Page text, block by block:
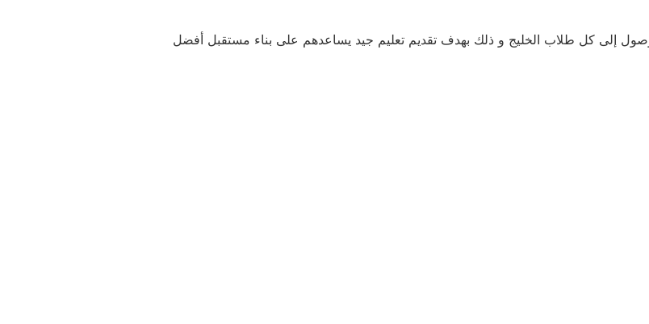
إلى كل طلاب الخليج و ذلك بهدف تقديم تعليم جيد يساعدهم على بناء مستقبل أفضل